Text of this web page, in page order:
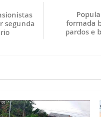
segunda
formada
pardos e